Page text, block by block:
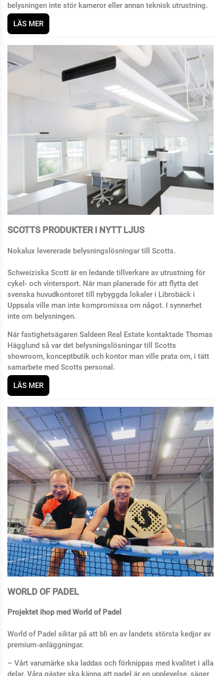
belysningen inte stör kameror eller annan teknisk utrustning.
LÄS MER
SCOTTS PRODUKTER I NYTT LJUS
Nokalux levererade belysningslösningar till Scotts.
Schweiziska Scott är en ledande tillverkare av utrustning för
cykel- och vintersport. När man planerade för att flytta det
svenska huvudkontoret till nybyggda lokaler i Librobäck i
Uppsala ville man inte kompromissa om något. I synnerhet
inte om belysningen.
När fastighetsägaren Saldeen Real Estate kontaktade Thomas
Hägglund så var det belysningslösningar till Scotts
showroom, konceptbutik och kontor man ville prata om, i tätt
samarbete med Scotts personal.
LÄS MER
WORLD OF PADEL
Projektet ihop med World of Padel
World of Padel siktar på att bli en av landets största kedjor av
premium-anläggningar.
– Vårt varumärke ska laddas och förknippas med kvalitet i alla
delar. Våra gäster ska känna att padel är en upplevelse, säger